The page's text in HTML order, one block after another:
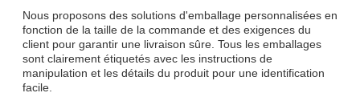
Nous proposons des solutions d'emballage personnalisées en
fonction de la taille de la commande et des exigences du
client pour garantir une livraison sûre. Tous les emballages
sont clairement étiquetés avec les instructions de
manipulation et les détails du produit pour une identification
facile.